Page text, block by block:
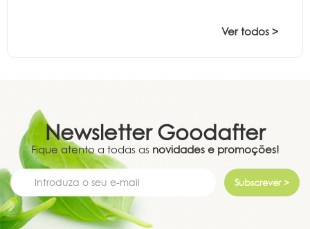
Ver todos >
Newsletter Goodafter
Fique atento a todas as novidades e promoções!
Subscrever >